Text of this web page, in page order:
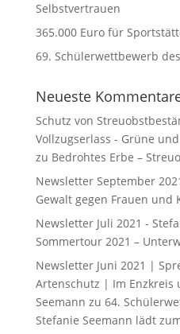
Selbstvertrauen
365.000 Euro für
69. Schülerwettbewerb
Neueste
Schutz von
Vollzugserlass - Grüne
zu Bedrohtes Erbe –
Newsletter September
Gewalt gegen Frauen
Newsletter Juli 2021 -
Sommertour 2021 –
Newsletter Juni 2021 |
Artenschutz | Im Enzkreis
Seemann zu 64.
Stefanie Seemann lädt